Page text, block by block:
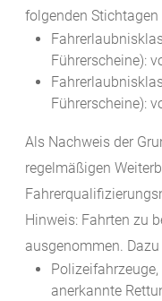
folgenden Stichtagen
Führerscheine):
Führerscheine):
Als Nachweis der
regelmäßigen
Hinweis: Fahrten zu
ausgenommen.
Polizeifahrzeuge,
anerkannte